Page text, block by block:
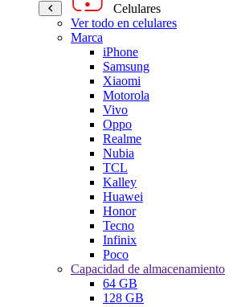
Celulares
Ver todo en celulares
Marca
iPhone
Samsung
Xiaomi
Motorola
Vivo
Oppo
Realme
Nubia
TCL
Kalley
Huawei
Honor
Tecno
Infinix
Poco
Capacidad de almacenamiento
64 GB
128 GB